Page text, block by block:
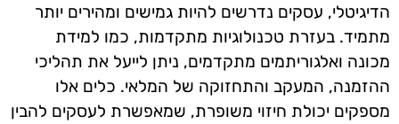
הדיגיטלי, עסקים נדרשים להיות גמישים ומהירים יותר
מתמיד. בעזרת טכנולוגיות מתקדמות, כמו למידת
מכונה ואלגוריתמים מתקדמים, ניתן לייעל את תהליכי
ההזמנה, המעקב והתחזוקה של המלאי. כלים אלו
מספקים יכולת חיזוי משופרת, שמאפשרת לעסקים להבין